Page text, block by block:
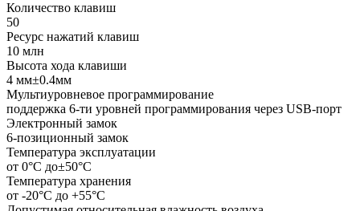
Количество клавиш
50
Ресурс нажатий клавиш
10 млн
Высота хода клавиши
4 мм±0.4мм
Мультиуровневое программирование
поддержка 6-ти уровней программирования через USB-порт
Электронный замок
6-позиционный замок
Температура эксплуатации
от 0°С до±50°С
Температура хранения
от -20°С до +55°С